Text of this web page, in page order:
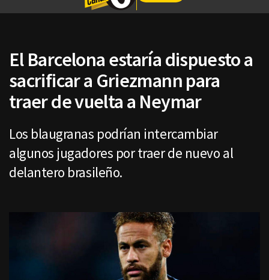
El Barcelona estaría dispuesto a
sacrificar a Griezmann para
traer de vuelta a Neymar
Los blaugranas podrían intercambiar
algunos jugadores por traer de nuevo al
delantero brasileño.